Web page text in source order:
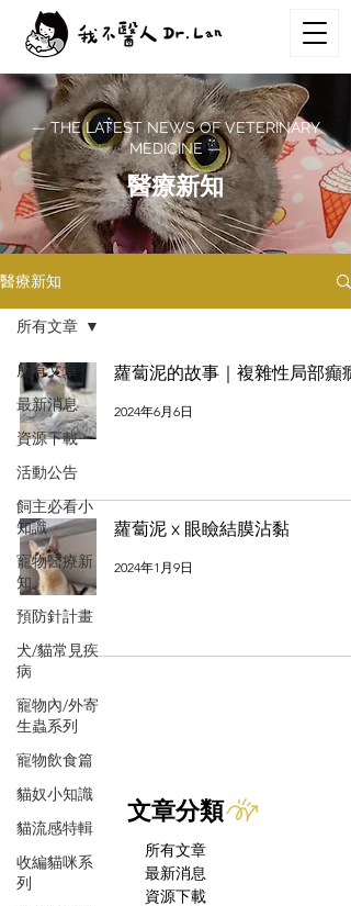
— THE LATEST NEWS OF VETERINARY
MEDICINE —
醫療新知
醫療新知
所有文章
最新消息
資源下載
活動公告
飼主必看小
知識
寵物醫療新
知
預防針計畫
犬/貓常見疾
病
寵物內/外寄
生蟲系列
寵物飲食篇
貓奴小知識
貓流感特輯
收編貓咪系
列
所有文章
蘿蔔泥的故事｜複雜性局部癲癇
2024年6月6日
蘿蔔泥 x 眼瞼結膜沾黏
2024年1月9日
文章分類
所有文章
最新消息
資源下載